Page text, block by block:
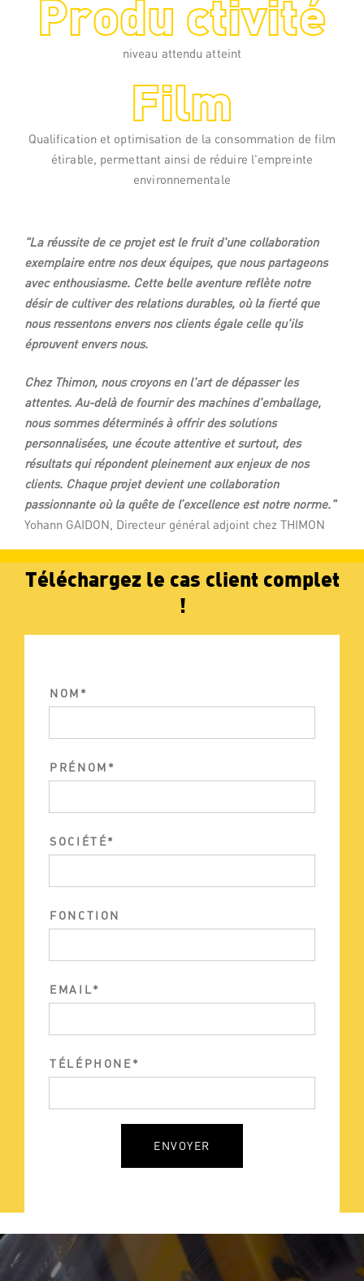
niveau attendu atteint
Film
Qualification et optimisation de la consommation de film
étirable, permettant ainsi de réduire l'empreinte
environnementale
"La réussite de ce projet est le fruit d'une collaboration
exemplaire entre nos deux équipes, que nous partageons
avec enthousiasme. Cette belle aventure reflète notre
désir de cultiver des relations durables, où la fierté que
nous ressentons envers nos clients égale celle qu'ils
éprouvent envers nous.
Chez Thimon, nous croyons en l'art de dépasser les
attentes. Au-delà de fournir des machines d'emballage,
nous sommes déterminés à offrir des solutions
personnalisées, une écoute attentive et surtout, des
résultats qui répondent pleinement aux enjeux de nos
clients. Chaque projet devient une collaboration
passionnante où la quête de l’excellence est notre norme."
Yohann GAIDON, Directeur général adjoint chez THIMON
Téléchargez le cas client complet
!
NOM
PRÉNOM
SOCIÉTÉ
FONCTION
EMAIL
TÉLÉPHONE
ENVOYER